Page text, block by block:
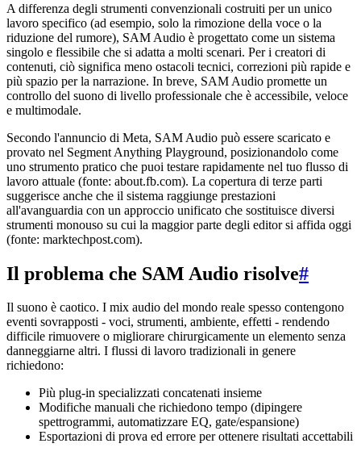
A differenza degli strumenti convenzionali costruiti per un unico
lavoro specifico (ad esempio, solo la rimozione della voce o la
riduzione del rumore), SAM Audio è progettato come un sistema
singolo e flessibile che si adatta a molti scenari. Per i creatori di
contenuti, ciò significa meno ostacoli tecnici, correzioni più rapide e
più spazio per la narrazione. In breve, SAM Audio promette un
controllo del suono di livello professionale che è accessibile, veloce
e multimodale.
Secondo l'annuncio di Meta, SAM Audio può essere scaricato e
provato nel Segment Anything Playground, posizionandolo come
uno strumento pratico che puoi testare rapidamente nel tuo flusso di
lavoro attuale (fonte: about.fb.com). La copertura di terze parti
suggerisce anche che il sistema raggiunge prestazioni
all'avanguardia con un approccio unificato che sostituisce diversi
strumenti monouso su cui la maggior parte degli editor si affida oggi
(fonte: marktechpost.com).
Il problema che SAM Audio risolve#
Il suono è caotico. I mix audio del mondo reale spesso contengono
eventi sovrapposti - voci, strumenti, ambiente, effetti - rendendo
difficile rimuovere o migliorare chirurgicamente un elemento senza
danneggiarne altri. I flussi di lavoro tradizionali in genere
richiedono:
Più plug-in specializzati concatenati insieme
Modifiche manuali che richiedono tempo (dipingere
spettrogrammi, automatizzare EQ, gate/espansione)
Esportazioni di prova ed errore per ottenere risultati accettabili